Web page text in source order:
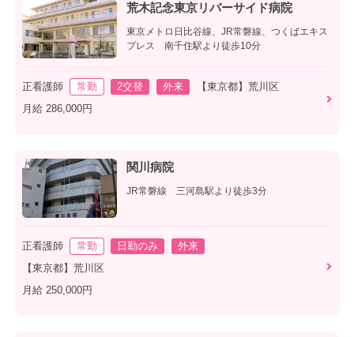
荒木記念東京リバーサイド病院
東京メトロ日比谷線、JR常磐線、つくばエキス
プレス 南千住駅より徒歩10分
正看護師 常勤 2交替 外来
【東京都】荒川区
月給 286,000円
関川病院
JR常磐線 三河島駅より徒歩3分
正看護師 常勤 日勤のみ
外来
【東京都】荒川区
月給 250,000円